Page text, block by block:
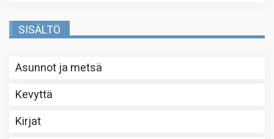
SISÄLTÖ
Asunnot ja metsä
Kevyttä
Kirjat